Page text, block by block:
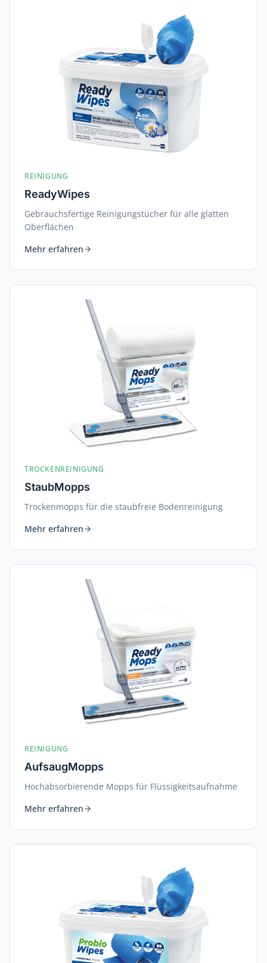
REINIGUNG
ReadyWipes
Gebrauchsfertige Reinigungstücher für alle glatten
Oberflächen
Mehr erfahren
TROCKENREINIGUNG
StaubMopps
Trockenmopps für die staubfreie Bodenreinigung
Mehr erfahren
REINIGUNG
AufsaugMopps
Hochabsorbierende Mopps für Flüssigkeitsaufnahme
Mehr erfahren